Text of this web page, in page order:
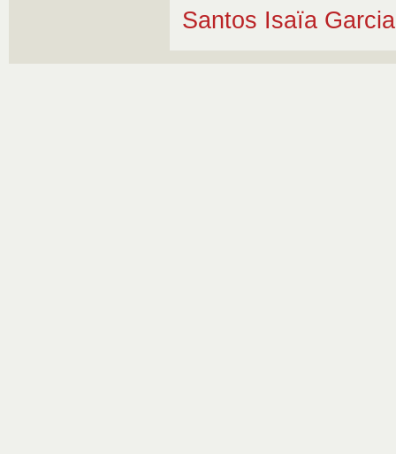
Santos Isaïa